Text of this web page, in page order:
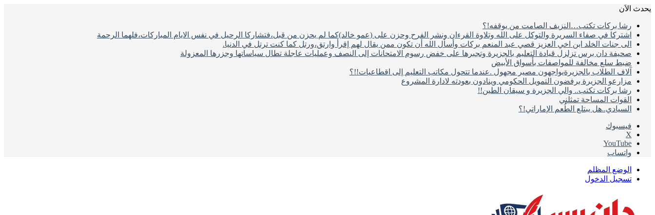
يحدث الاَن
رشا بركات تكتب…النزيف الصامت من يوقفه!؟
اشتركا في صفاء السريرة والتوكل على الله وتلاوة القرءان ونشر الفرح وحزن على (عمو خالد)كما لم يحزن من قبل،فتشاركا الرحيل في نفس الايام المباركات،فلهما الرحمة
الى جنات الخلد ابن اخي العزيز قصي عبد المنعم بركات وأسأل الله أن تكون ممن يقال لهم إقرأ وارتق،ورتل كما كنت ترتل في الدنيا.
صحيفة دان برس تزلزل قيادة التعليم بالجزيرة وتجبرها على خفض رسوم الامتحانات إلى النصف وعمليات عاجلة تطال سياساتها وجزرها المعزولة
ضبط سلع مخالفة للمواصفات بأسواق الأبيض
آلاف الطلاب بالجزيرةيواجهون مصير مجهول .عندما تتحول مكاتب التعليم إلى اقطاعيات!!؟
مزارعو الجزيرة برفضون التمويل الحكومي وينادون بعودته لادارة المشروع
رشا بركات تكتب.. والي الجزيرة و سيقان الطين!!
القوات المساحة تمثلني
السيادي..هل يبتلع الطُعم الإماراتي!؟
فيسبوك
‫X
‫YouTube
واتساب
الوضع المظلم
تسجيل الدخول